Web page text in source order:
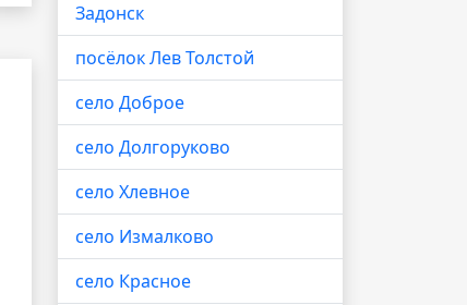
Задонск
посёлок Лев Толстой
село Доброе
село Долгоруково
село Хлевное
село Измалково
село Красное